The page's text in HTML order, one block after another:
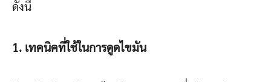
ดังนี้
1. เทคนิคที่ใช้ในการดูดไขมัน